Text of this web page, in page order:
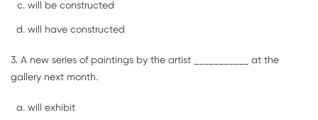
will be constructed
will have constructed
3. A new series of paintings by the artist ___________ at the
gallery next month.
will exhibit